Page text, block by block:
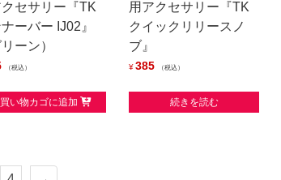
クセサリー『TK
ーバー IJ02』
リーン）
税込
い物カゴに追加
用アクセサリー『TK
クイックリリースノ
ブ』
¥385 税込
続きを読む